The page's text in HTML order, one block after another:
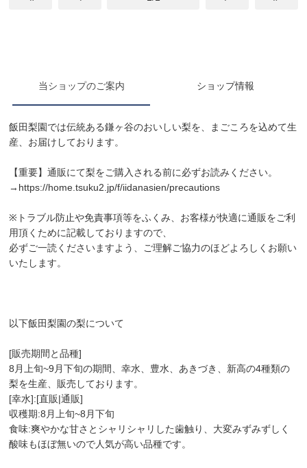
当ショップのご案内 ショップ情報
飯田梨園では伝統ある鎌ヶ谷のおいしい梨を、まごころを込めて生
産、お届けしております。
【重要】通販にて梨をご購入される前に必ずお読みください。
→ https://home.tsuku2.jp/f/iidanasien/precautions
※トラブル防止や免責事項等をふくみ、お客様が快適に通販をご利
用頂くために記載しておりますので、
必ずご一読くださいますよう、ご理解ご協力のほどよろしくお願い
いたします。
以下飯田梨園の梨について
[販売期間と品種]
8月上旬~9月下旬の期間、幸水、豊水、あきづき、新高の4種類の
梨を生産、販売しております。
[幸水]:[直販|通販]
収穫期:8月上旬~8月下旬
食味:爽やかな甘さとシャリシャリした歯触り、大変みずみずしく
酸味もほぼ無いので人気が高い品種です。